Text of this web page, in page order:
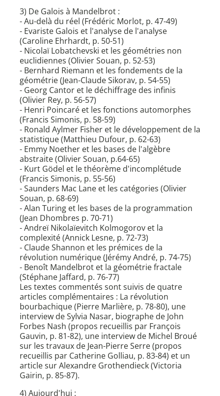
3) De Galois à Mandelbrot :
- Au-delà du réel (Frédéric Morlot, p. 47-49)
- Evariste Galois et l'analyse de l'analyse
(Caroline Ehrhardt, p. 50-51)
- Nicolaï Lobatchevski et les géométries non
euclidiennes (Olivier Souan, p. 52-53)
- Bernhard Riemann et les fondements de la
géométrie (Jean-Claude Sikorav, p. 54-55)
- Georg Cantor et le déchiffrage des infinis
(Olivier Rey, p. 56-57)
- Henri Poincaré et les fonctions automorphes
(Francis Simonis, p. 58-59)
- Ronald Aylmer Fisher et le développement de la
statistique (Matthieu Dufour, p. 62-63)
- Emmy Noether et les bases de l'algèbre
abstraite (Olivier Souan, p.64-65)
- Kurt Gödel et le théorème d'incomplétude
(Francis Simonis, p. 55-56)
- Saunders Mac Lane et les catégories (Olivier
Souan, p. 68-69)
- Alan Turing et les bases de la programmation
(Jean Dhombres p. 70-71)
- Andreï Nikolaïevitch Kolmogorov et la
complexité (Annick Lesne, p. 72-73)
- Claude Shannon et les prémices de la
révolution numérique (Jérémy André, p. 74-75)
- Benoît Mandelbrot et la géométrie fractale
(Stéphane Jaffard, p. 76-77)
Les textes commentés sont suivis de quatre
articles complémentaires : La révolution
bourbachique (Pierre Marlière, p. 78-80), une
interview de Sylvia Nasar, biographe de John
Forbes Nash (propos recueillis par François
Gauvin, p. 81-82), une interview de Michel Broué
sur les travaux de Jean-Pierre Serre (propos
recueillis par Catherine Golliau, p. 83-84) et un
article sur Alexandre Grothendieck (Victoria
Gairin, p. 85-87).
4) Aujourd'hui :